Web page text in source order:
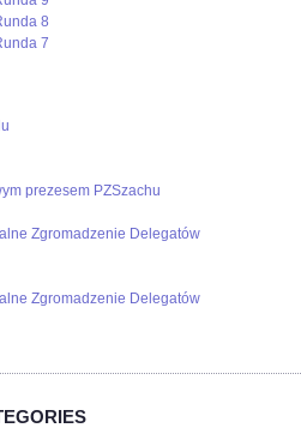
8
7
prezesem PZSzachu
Zgromadzenie Delegatów
Zgromadzenie Delegatów